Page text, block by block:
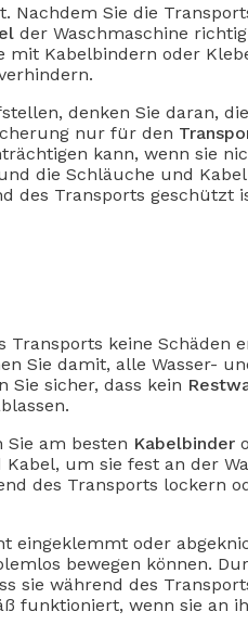
Nachdem Sie die
der Waschmaschine
mit Kabelbindern oder
denken Sie daran, die
nur für den
kann, wenn sie
die Schläuche und
des Transports geschützt
Transports keine Schäden
Sie damit, alle Wasser-
sicher, dass kein
am besten Kabelbinder
um sie fest an der
des Transports lockern
eingeklemmt oder
bewegen können.
sie während des
funktioniert, wenn sie an